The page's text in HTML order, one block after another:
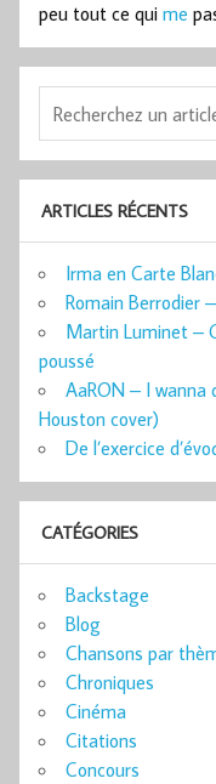
peu tout ce qui me
ARTICLES RÉCENTS
Irma en Carte
Romain Berrodier
Martin Luminet –
poussé
AaRON – I wanna
Houston cover)
De l’exercice
CATÉGORIES
Backstage
Blog
Chansons par
Chroniques
Cinéma
Citations
Concours